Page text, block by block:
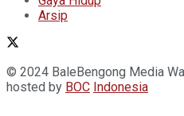
Arsip
© 2024 BaleBengong Media
hosted by BOC Indonesia